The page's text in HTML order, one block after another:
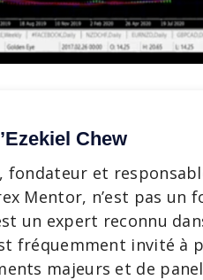
Chew
fondateur et
Mentor, n’est pas un
un expert reconnu
fréquemment invité à
majeurs et de